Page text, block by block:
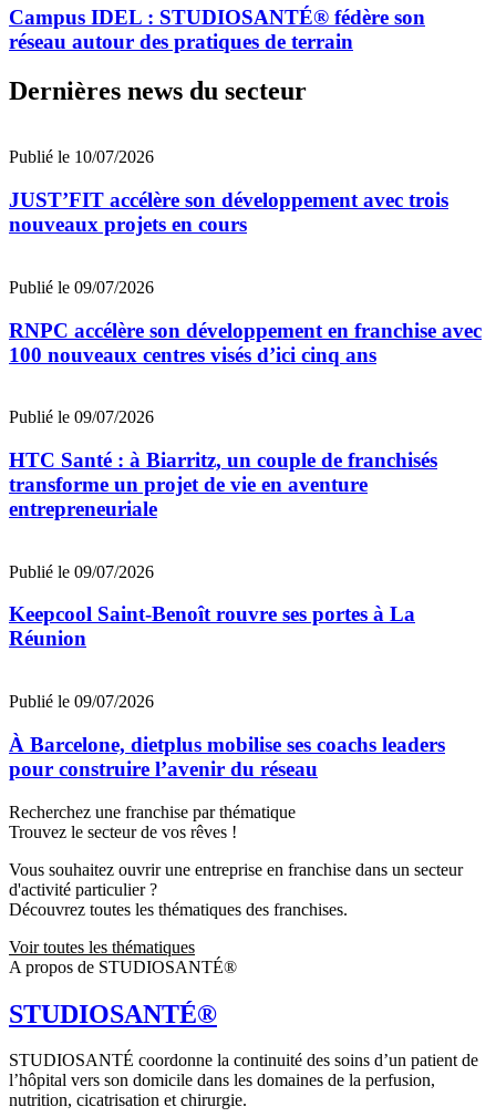
Campus IDEL : STUDIOSANTÉ® fédère son
réseau autour des pratiques de terrain
Dernières news du secteur
Publié le 10/07/2026
JUST’FIT accélère son développement avec trois
nouveaux projets en cours
Publié le 09/07/2026
RNPC accélère son développement en franchise avec
100 nouveaux centres visés d’ici cinq ans
Publié le 09/07/2026
HTC Santé : à Biarritz, un couple de franchisés
transforme un projet de vie en aventure
entrepreneuriale
Publié le 09/07/2026
Keepcool Saint-Benoît rouvre ses portes à La
Réunion
Publié le 09/07/2026
À Barcelone, dietplus mobilise ses coachs leaders
pour construire l’avenir du réseau
Recherchez une franchise par thématique
Trouvez le secteur de vos rêves !
Vous souhaitez ouvrir une entreprise en franchise dans un secteur
d'activité particulier ?
Découvrez toutes les thématiques des franchises.
Voir toutes les thématiques
A propos de STUDIOSANTÉ®
STUDIOSANTÉ®
STUDIOSANTÉ coordonne la continuité des soins d’un patient de
l’hôpital vers son domicile dans les domaines de la perfusion,
nutrition, cicatrisation et chirurgie.